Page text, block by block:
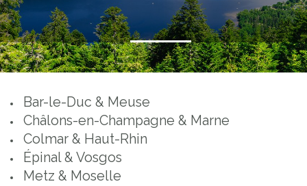
Bar-le-Duc & Meuse
Châlons-en-Champagne & Marne
Colmar & Haut-Rhin
Épinal & Vosgos
Metz & Moselle